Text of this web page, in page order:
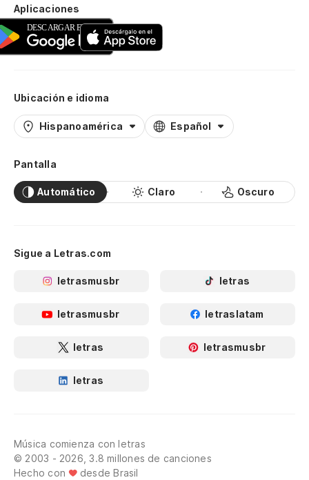
Aplicaciones
Ubicación e idioma
Hispanoamérica Español
Pantalla
Automático Claro Oscuro
Sigue a Letras.com
letrasmusbr letras
letrasmusbr letraslatam
letras letrasmusbr
letras
Música comienza con letras
© 2003 - 2026, 3.8 millones de canciones
Hecho con
desde Brasil